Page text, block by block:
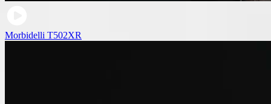
Morbidelli T502XR